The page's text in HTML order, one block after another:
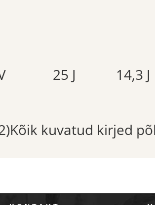
25 J 14,3 J
kuvatud kirjed